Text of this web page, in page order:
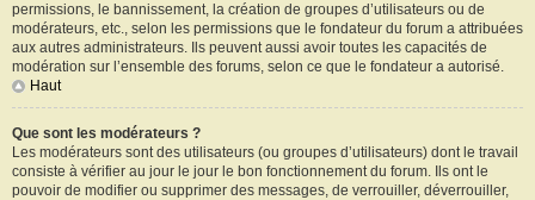
permissions, le bannissement, la création de groupes d’utilisateurs ou de
modérateurs, etc., selon les permissions que le fondateur du forum a attribuées
aux autres administrateurs. Ils peuvent aussi avoir toutes les capacités de
modération sur l’ensemble des forums, selon ce que le fondateur a autorisé.
Haut
Que sont les modérateurs ?
Les modérateurs sont des utilisateurs (ou groupes d’utilisateurs) dont le travail
consiste à vérifier au jour le jour le bon fonctionnement du forum. Ils ont le
pouvoir de modifier ou supprimer des messages, de verrouiller, déverrouiller,